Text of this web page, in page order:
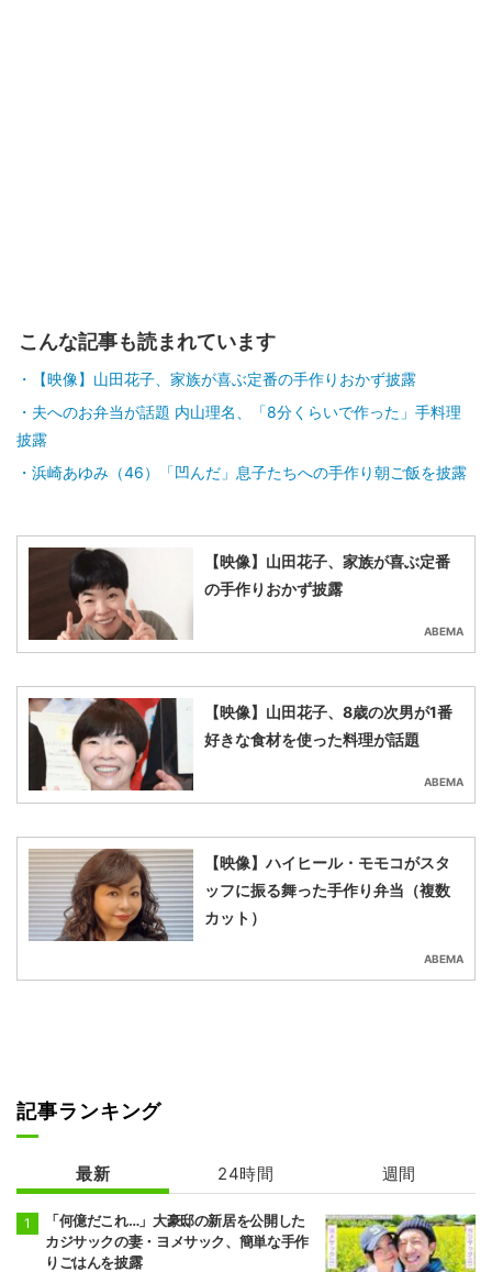
こんな記事も読まれています
【映像】山田花子、家族が喜ぶ定番の手作りおかず披露
夫へのお弁当が話題 内山理名、「8分くらいで作った」手料理
披露
浜崎あゆみ（46）「凹んだ」息子たちへの手作り朝ご飯を披露
【映像】山田花子、家族が喜ぶ定番
の手作りおかず披露
ABEMA
【映像】山田花子、8歳の次男が1番
好きな食材を使った料理が話題
ABEMA
【映像】ハイヒール・モモコがスタ
ッフに振る舞った手作り弁当（複数
カット）
ABEMA
記事ランキング
最新 24時間 週間
「何億だこれ…」大豪邸の新居を公開した
カジサックの妻・ヨメサック、簡単な手作
りごはんを披露